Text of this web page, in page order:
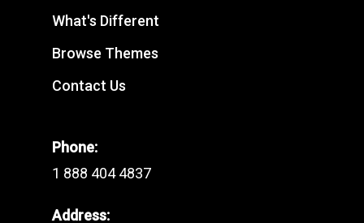
What's Different
Browse Themes
Contact Us
Phone:
1 888 404 4837
Address: